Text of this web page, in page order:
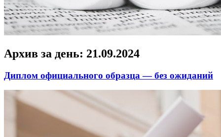
Архив за день: 21.09.2024
Диплом официального образца — без ожиданий